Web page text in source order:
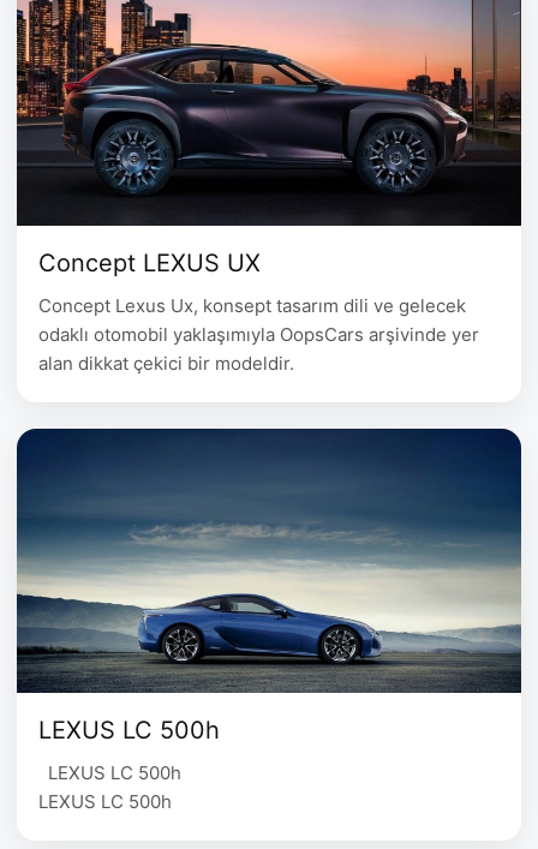
Concept LEXUS UX
Concept Lexus Ux, konsept tasarım dili ve gelecek
odaklı otomobil yaklaşımıyla OopsCars arşivinde yer
alan dikkat çekici bir modeldir.
LEXUS LC 500h
LEXUS LC 500h
LEXUS LC 500h